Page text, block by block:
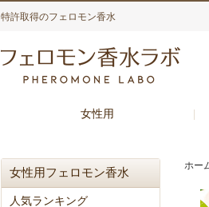
特許取得のフェロモン香水
女性用
ホー
女性用フェロモン香水
人気ランキング